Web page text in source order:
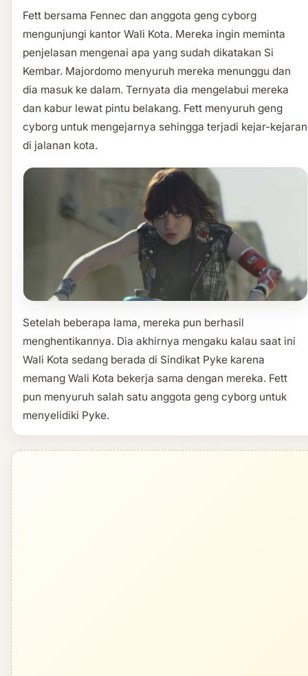
Fett bersama Fennec dan anggota geng cyborg
mengunjungi kantor Wali Kota. Mereka ingin meminta
penjelasan mengenai apa yang sudah dikatakan Si
Kembar. Majordomo menyuruh mereka menunggu dan
dia masuk ke dalam. Ternyata dia mengelabui mereka
dan kabur lewat pintu belakang. Fett menyuruh geng
cyborg untuk mengejarnya sehingga terjadi kejar-kejaran
di jalanan kota.
Setelah beberapa lama, mereka pun berhasil
menghentikannya. Dia akhirnya mengaku kalau saat ini
Wali Kota sedang berada di Sindikat Pyke karena
memang Wali Kota bekerja sama dengan mereka. Fett
pun menyuruh salah satu anggota geng cyborg untuk
menyelidiki Pyke.